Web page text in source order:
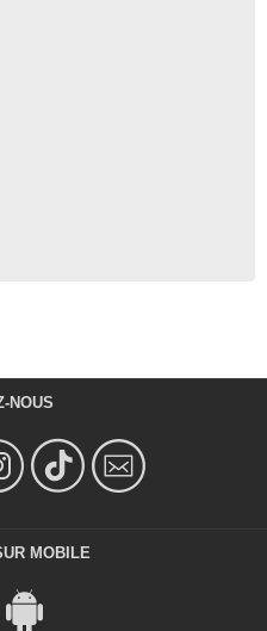
NOUS
MOBILE